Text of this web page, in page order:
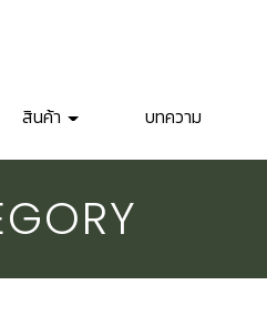
สินค้า บทความ